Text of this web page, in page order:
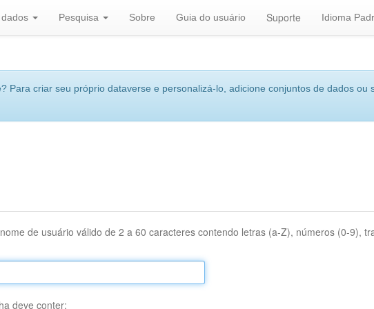
Pesquisa Sobre Guia do usuário Suporte Idioma
Para criar seu próprio dataverse e personalizá-lo, adicione conjuntos de dados ou
de usuário válido de 2 a 60 caracteres contendo letras (a-Z), números (0-9),
deve conter: